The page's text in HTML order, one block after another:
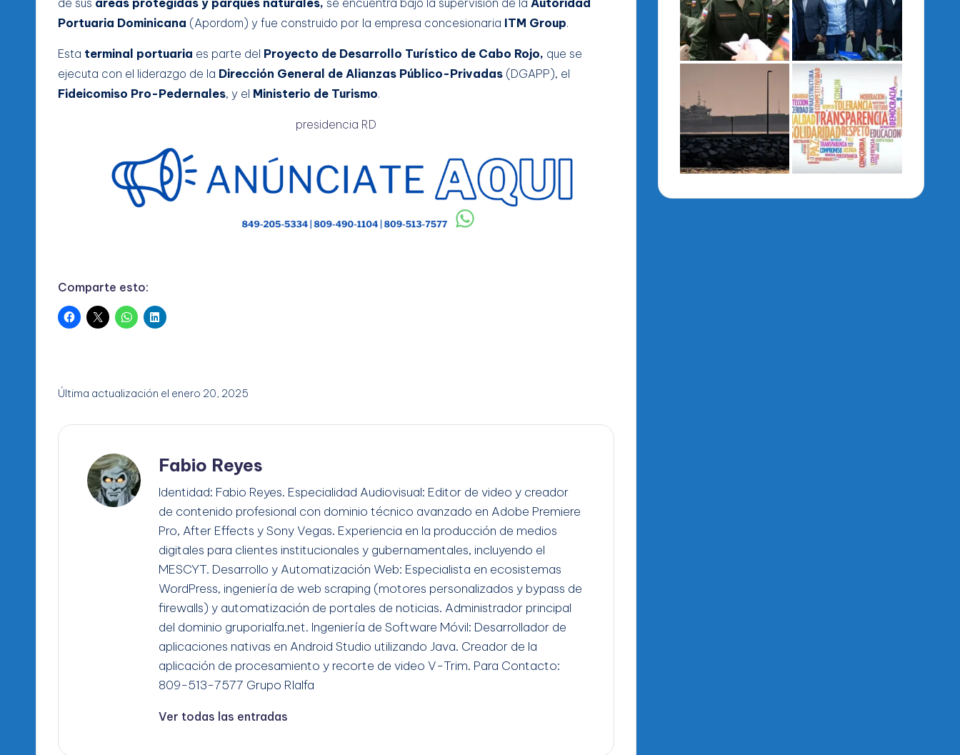
Portuaria Dominicana (Apordom) y fue construido por la empresa concesionaria ITM Group.
Esta terminal portuaria es parte del Proyecto de Desarrollo Turístico de Cabo Rojo, que se
ejecuta con el liderazgo de la Dirección General de Alianzas Público-Privadas (DGAPP), el
Fideicomiso Pro-Pedernales, y el Ministerio de Turismo.
presidencia RD
Comparte esto:
Última actualización el enero 20, 2025
Fabio Reyes
Identidad: Fabio Reyes. Especialidad Audiovisual: Editor de video y creador
de contenido profesional con dominio técnico avanzado en Adobe Premiere
Pro, After Effects y Sony Vegas. Experiencia en la producción de medios
digitales para clientes institucionales y gubernamentales, incluyendo el
MESCYT. Desarrollo y Automatización Web: Especialista en ecosistemas
WordPress, ingeniería de web scraping (motores personalizados y bypass de
firewalls) y automatización de portales de noticias. Administrador principal
del dominio gruporialfa.net. Ingeniería de Software Móvil: Desarrollador de
aplicaciones nativas en Android Studio utilizando Java. Creador de la
aplicación de procesamiento y recorte de video V-Trim. Para Contacto:
809-513-7577 Grupo RIalfa
Ver todas las entradas